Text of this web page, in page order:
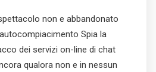
non e abbandonato
Spia la
dei servizi on-line di chat
qualora non e in nessun